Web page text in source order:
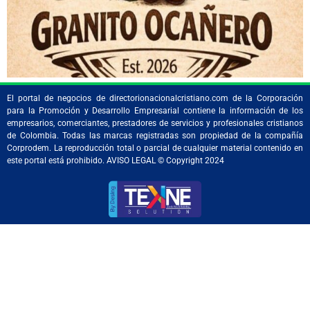
El portal de negocios de directorionacionalcristiano.com de la Corporación
para la Promoción y Desarrollo Empresarial contiene la información de los
empresarios, comerciantes, prestadores de servicios y profesionales cristianos
de Colombia. Todas las marcas registradas son propiedad de la compañía
Corprodem. La reproducción total o parcial de cualquier material contenido en
este portal está prohibido. AVISO LEGAL © Copyright 2024